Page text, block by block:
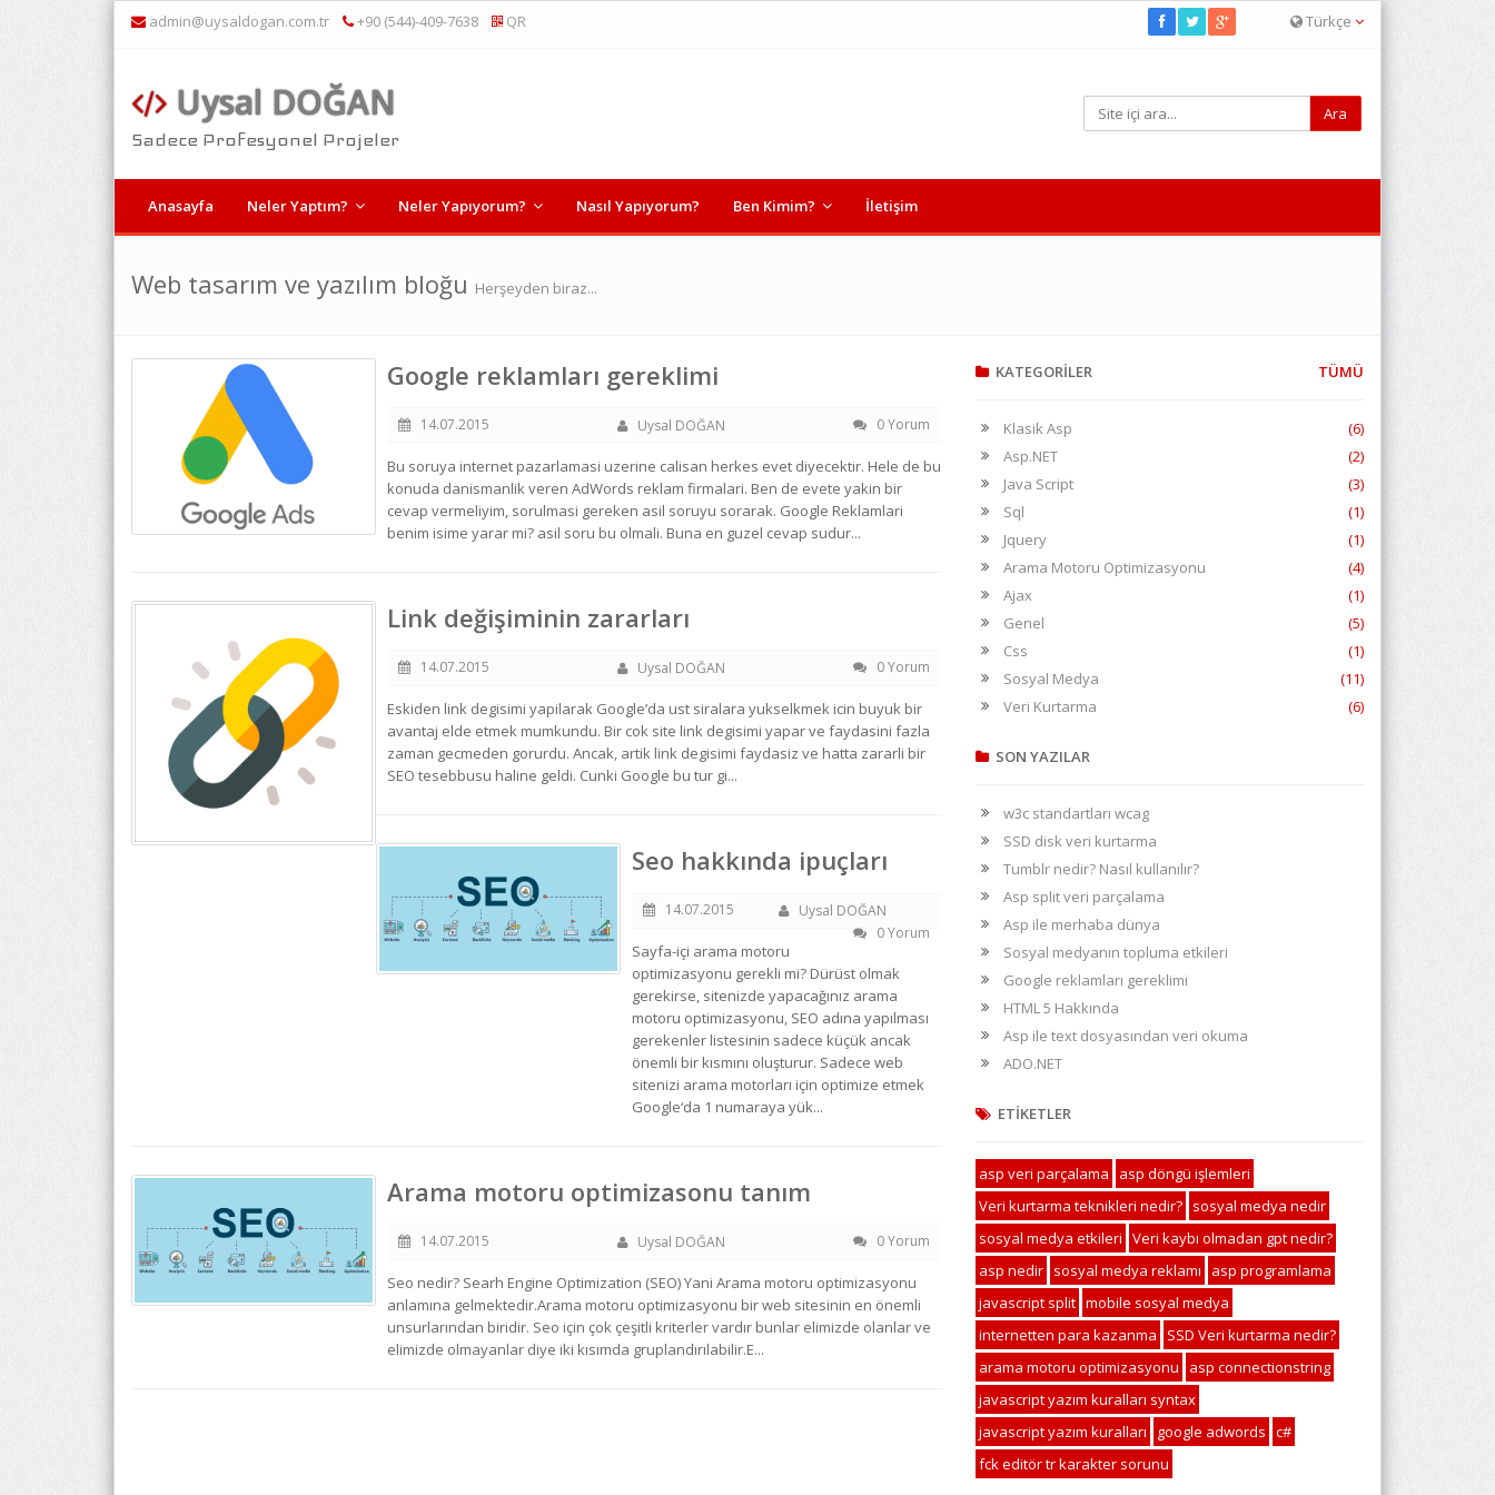
admin@uysaldogan.com.tr +90 (544)-409-7638 QR Türkçe
Uysal DOĞAN
Sadece Profesyonel Projeler
Anasayfa Neler Yaptım? Neler Yapıyorum? Nasıl Yapıyorum? Ben Kimim? İletişim
Web tasarım ve yazılım bloğu Herşeyden biraz...
Google reklamları gereklimi
14.07.2015 Uysal DOĞAN 0 Yorum
Bu soruya internet pazarlamasi uzerine calisan herkes evet diyecektir. Hele de bu
konuda danismanlik veren AdWords reklam firmalari. Ben de evete yakin bir
cevap vermeliyim, sorulmasi gereken asil soruyu sorarak. Google Reklamlari
benim isime yarar mi? asil soru bu olmali. Buna en guzel cevap sudur...
Link değişiminin zararları
14.07.2015 Uysal DOĞAN 0 Yorum
Eskiden link degisimi yapilarak Google’da ust siralara yukselkmek icin buyuk bir
avantaj elde etmek mumkundu. Bir cok site link degisimi yapar ve faydasini fazla
zaman gecmeden gorurdu. Ancak, artik link degisimi faydasiz ve hatta zararli bir
SEO tesebbusu haline geldi. Cunki Google bu tur gi...
Seo hakkında ipuçları
14.07.2015
Uysal DOĞAN
0 Yorum
Sayfa-içi arama motoru
optimizasyonu gerekli mi? Dürüst olmak
gerekirse, sitenizde yapacağınız arama
motoru optimizasyonu, SEO adına yapılması
gerekenler listesinin sadece küçük ancak
önemli bir kısmını oluşturur. Sadece web
sitenizi arama motorları için optimize etmek
Google‘da 1 numaraya yük...
Arama motoru optimizasonu tanım
14.07.2015 Uysal DOĞAN 0 Yorum
Seo nedir? Searh Engine Optimization (SEO) Yani Arama motoru optimizasyonu
anlamına gelmektedir.Arama motoru optimizasyonu bir web sitesinin en önemli
unsurlarından biridir. Seo için çok çeşitli kriterler vardır bunlar elimizde olanlar ve
elimizde olmayanlar diye iki kısımda gruplandırılabilir.E...
KATEGORİLER TÜMÜ
Klasik Asp
(6)
Asp.NET
(2)
Java Script
(3)
Sql
(1)
Jquery
(1)
Arama Motoru Optimizasyonu
(4)
Ajax
(1)
Genel
(5)
Css
(1)
Sosyal Medya
(11)
Veri Kurtarma
(6)
SON YAZILAR
w3c standartları wcag
SSD disk veri kurtarma
Tumblr nedir? Nasıl kullanılır?
Asp split veri parçalama
Asp ile merhaba dünya
Sosyal medyanın topluma etkileri
Google reklamları gereklimi
HTML 5 Hakkında
Asp ile text dosyasından veri okuma
ADO.NET
ETİKETLER
asp veri parçalama
asp döngü işlemleri
Veri kurtarma teknikleri nedir? sosyal medya nedir
sosyal medya etkileri Veri kaybı olmadan gpt nedir?
asp nedir sosyal medya reklamı
asp programlama
javascript split mobile sosyal medya
internetten para kazanma
SSD Veri kurtarma nedir?
arama motoru optimizasyonu
asp connectionstring
javascript yazım kuralları syntax
javascript yazım kuralları
google adwords c#
fck editör tr karakter sorunu